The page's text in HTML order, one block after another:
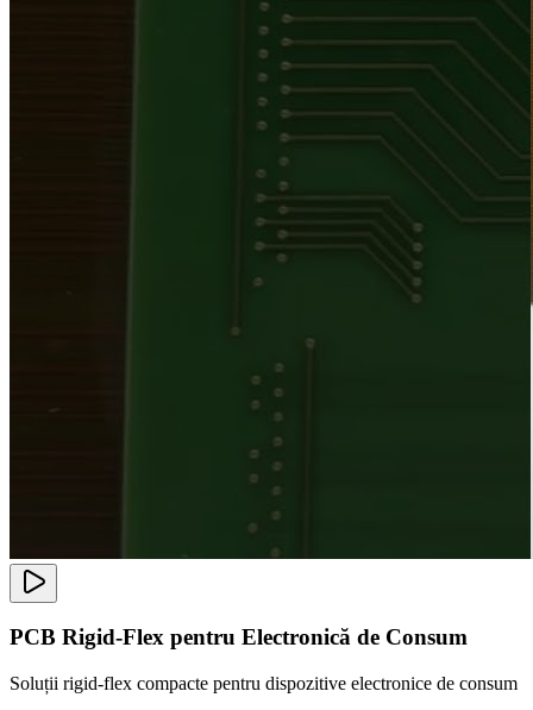
PCB Rigid-Flex pentru Electronică de Consum
Soluții rigid-flex compacte pentru dispozitive electronice de consum